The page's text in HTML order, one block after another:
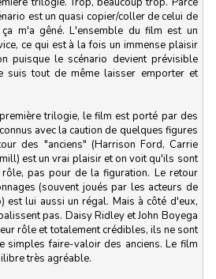
est un quasi copier/coller de celui de
m'a gêné. L'ensemble du film est un
ce qui est à la fois un immense plaisir
puisque le scénario devient prévisible
suis tout de même laisser emporter et
trilogie, le film est porté par des
avec la caution de quelques figures
des "anciens" (Harrison Ford, Carrie
est un vrai plaisir et on voit qu'ils sont
pas pour de la figuration. Le retour
(souvent joués par les acteurs de
est lui aussi un régal. Mais à côté d'eux,
pas. Daisy Ridley et John Boyega
rôle et totalement crédibles, ils ne sont
simples faire-valoir des anciens. Le film
très agréable.